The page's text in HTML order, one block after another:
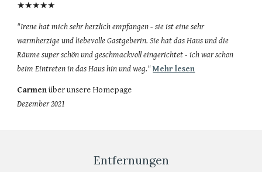
★★★★★
"Irene hat mich sehr herzlich empfangen - sie ist eine sehr
warmherzige und liebevolle Gastgeberin. Sie hat das Haus und die
Räume super schön und geschmackvoll eingerichtet - ich war schon
beim Eintreten in das Haus hin und weg." Mehr lesen
Carmenüber unsere Homepage
Dezember 2021
Entfernungen